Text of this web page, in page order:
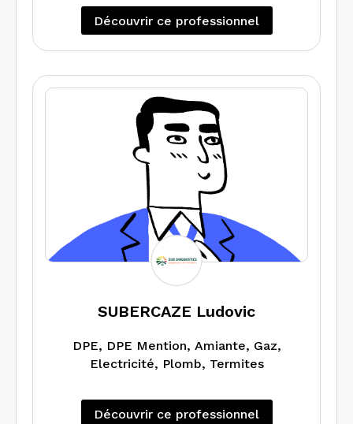
Découvrir ce professionnel
SUBERCAZE Ludovic
DPE, DPE Mention, Amiante, Gaz,
Electricité, Plomb, Termites
Découvrir ce professionnel